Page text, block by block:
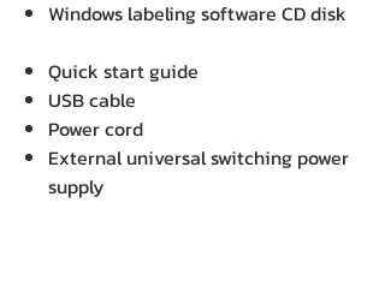
Windows labeling software CD disk
Quick start guide
USB cable
Power cord
External universal switching power
supply